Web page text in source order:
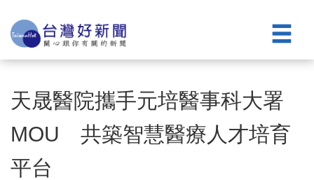
天晟醫院攜手元培醫事科大署
MOU 共築智慧醫療人才培育
平台